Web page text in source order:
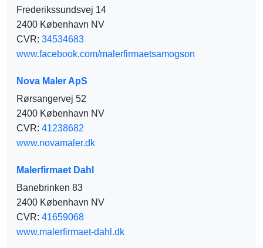
Frederikssundsvej 14
2400 København NV
CVR: 34534683
www.facebook.com/malerfirmaetsamogson
Nova Maler ApS
Rørsangervej 52
2400 København NV
CVR: 41238682
www.novamaler.dk
Malerfirmaet Dahl
Banebrinken 83
2400 København NV
CVR: 41659068
www.malerfirmaet-dahl.dk